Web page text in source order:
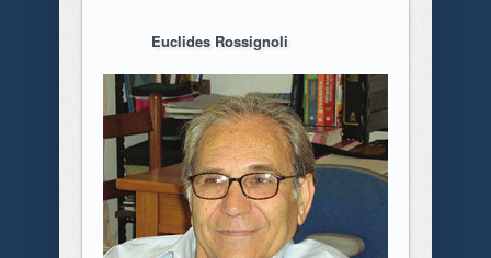
Euclides Rossignoli